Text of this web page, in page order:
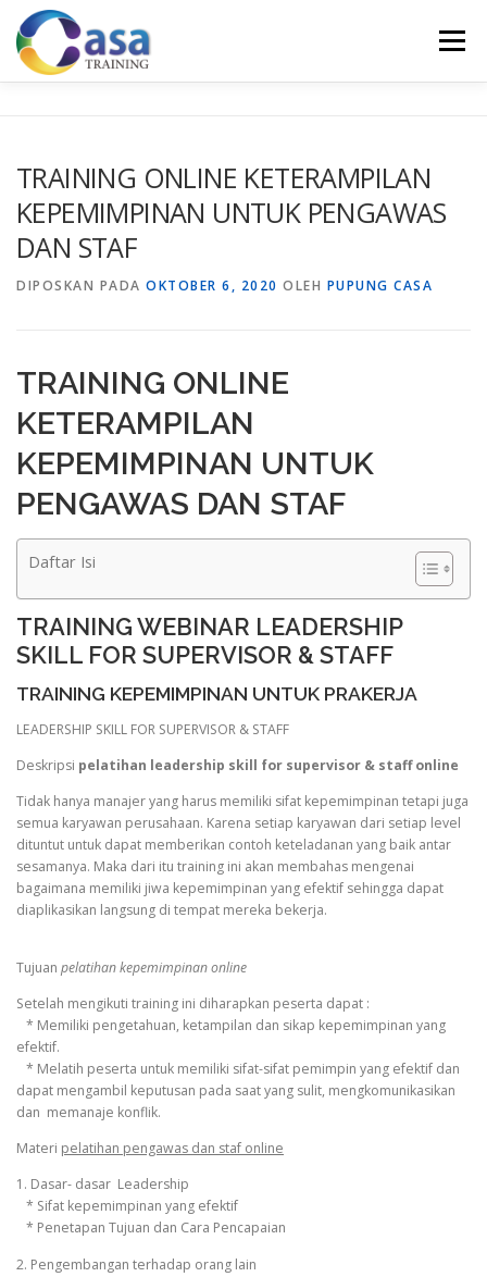
Lompat
konten
Menu
KONTAK KAMI SERTIFIKASI EVALUASI
TRAINING ONLINE KETERAMPILAN
KEPEMIMPINAN UNTUK PENGAWAS
DAN STAF
DIPOSKAN PADA OKTOBER 6, 2020 OLEH PUPUNG CASA
TRAINING ONLINE
KETERAMPILAN
KEPEMIMPINAN UNTUK
PENGAWAS DAN STAF
Daftar Isi
TRAINING WEBINAR LEADERSHIP
SKILL FOR SUPERVISOR & STAFF
TRAINING KEPEMIMPINAN UNTUK PRAKERJA
LEADERSHIP SKILL FOR SUPERVISOR & STAFF
Deskripsi pelatihan leadership skill for supervisor & staff online
Tidak hanya manajer yang harus memiliki sifat kepemimpinan tetapi juga
semua karyawan perusahaan. Karena setiap karyawan dari setiap level
dituntut untuk dapat memberikan contoh keteladanan yang baik antar
sesamanya. Maka dari itu training ini akan membahas mengenai
bagaimana memiliki jiwa kepemimpinan yang efektif sehingga dapat
diaplikasikan langsung di tempat mereka bekerja.
Tujuan pelatihan kepemimpinan online
Setelah mengikuti training ini diharapkan peserta dapat :
* Memiliki pengetahuan, ketampilan dan sikap kepemimpinan yang
efektif.
* Melatih peserta untuk memiliki sifat-sifat pemimpin yang efektif dan
dapat mengambil keputusan pada saat yang sulit, mengkomunikasikan
dan memanaje konflik.
Materi pelatihan pengawas dan staf online
1. Dasar- dasar Leadership
* Sifat kepemimpinan yang efektif
* Penetapan Tujuan dan Cara Pencapaian
2. Pengembangan terhadap orang lain